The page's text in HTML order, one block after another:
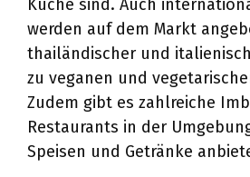
Küche sind. Auch
werden auf dem Markt
thailändischer und
zu veganen und
Zudem gibt es zahlreiche
Restaurants in der
Speisen und Getränke